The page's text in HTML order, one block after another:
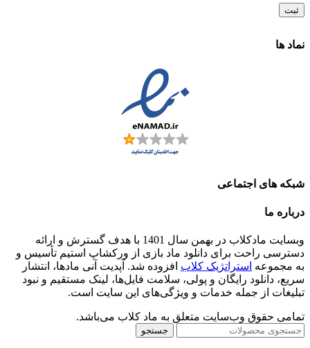
نماد ها
شبکه های اجتماعی
درباره ما
وبسایت مادکلاب در بهمن سال 1401 با هدف گسترش و ارائه
دسترسی راحت برای دانلود ماد بازی از ورکشاپ استیم تأسیس و
به مجموعه استراتژیک کلاب افزوده شد. آپدیت آنی مادها، انتشار
سریع، دانلود رایگان و پولی، سلامت فایل‌ها، لینک مستقیم و نبود
تبلیغات از جمله خدمات و ویژگی‌های این سایت است.
تمامی حقوق وب‌سایت متعلق به ماد کلاب می‌باشد.
جستجو